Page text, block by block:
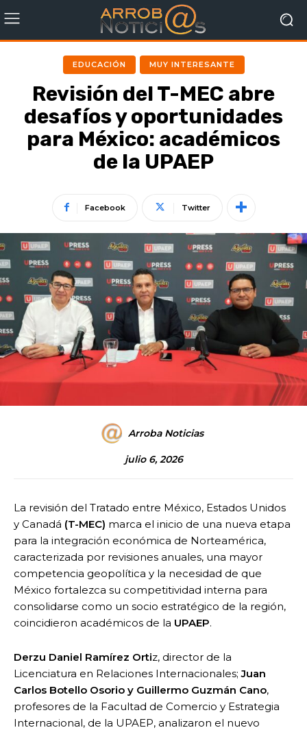
EDUCACIÓN MUY INTERESANTE
Revisión del T-MEC abre
desafíos y oportunidades
para México: académicos
de la UPAEP
Facebook Twitter
Arroba Noticias
julio 6, 2026
La revisión del Tratado entre México, Estados Unidos
y Canadá (T-MEC) marca el inicio de una nueva etapa
para la integración económica de Norteamérica,
caracterizada por revisiones anuales, una mayor
competencia geopolítica y la necesidad de que
México fortalezca su competitividad interna para
consolidarse como un socio estratégico de la región,
coincidieron académicos de la UPAEP.
Derzu Daniel Ramírez Ortiz, director de la
Licenciatura en Relaciones Internacionales;Juan
Carlos Botello Osorio y Guillermo Guzmán Cano,
profesores de la Facultad de Comercio y Estrategia
Internacional, de la UPAEP, analizaron el nuevo